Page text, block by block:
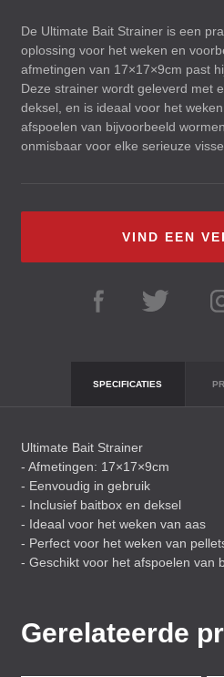
De Ultimate Bait Strainer is een
oplossing voor het weken en
afmetingen van 17×17×9cm past
Deze strainer wordt geleverd met
deksel, en is ideaal voor het
afspoelen van bijvoorbeeld
onmisbaar voor elke serieuze
VIND EEN
SPECIFICATIES
Ultimate Bait Strainer
- Afmetingen: 17×17×9cm
- Eenvoudig in gebruik
- Inclusief baitbox en deksel
- Ideaal voor het weken van aas
- Perfect voor het weken van
- Geschikt voor het afspoelen van
Gerelateerde